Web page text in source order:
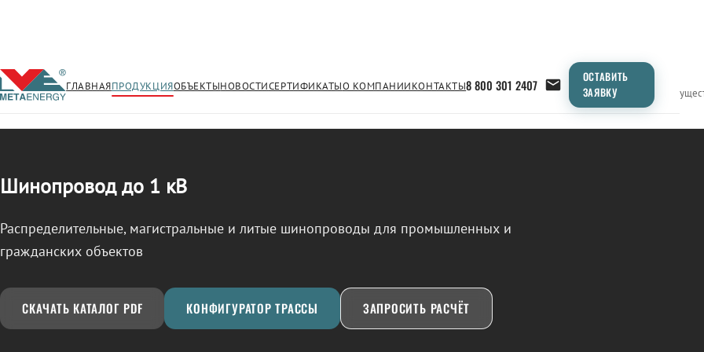
ГЛАВНАЯПРОДУКЦИЯОБЪЕКТЫНОВОСТИСЕРТИФИКАТЫО КОМПАНИИКОНТАКТЫ8 800 301 2407
ОСТАВИТЬ
ЗАЯВКУ
← Продукция/ШИНОПРОВОД Применение Продукция ТипоразмерыСравнение
Шинопровод до 1 кВ
Распределительные, магистральные и литые шинопроводы для промышленных и
гражданских объектов
СКАЧАТЬ КАТАЛОГ PDF КОНФИГУРАТОР ТРАССЫ ЗАПРОСИТЬ РАСЧЁТ